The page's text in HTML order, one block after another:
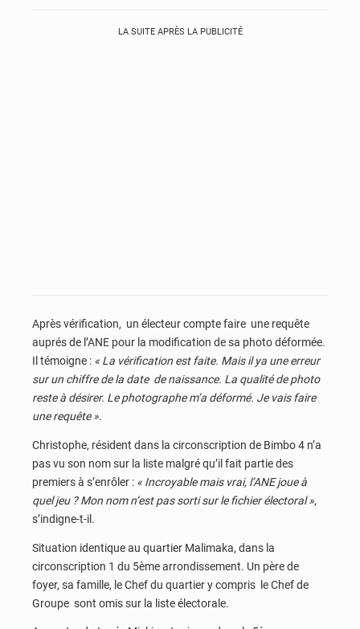
LA SUITE APRÈS LA PUBLICITÉ
Après vérification, un électeur compte faire une requête
auprés de l’ANE pour la modification de sa photo déformée.
Il témoigne : « La vérification est faite. Mais il ya une erreur
sur un chiffre de la date de naissance. La qualité de photo
reste à désirer. Le photographe m’a déformé. Je vais faire
une requête ».
Christophe, résident dans la circonscription de Bimbo 4 n’a
pas vu son nom sur la liste malgré qu’il fait partie des
premiers à s’enrôler : « Incroyable mais vrai, l’ANE joue à
quel jeu ? Mon nom n’est pas sorti sur le fichier électoral »,
s’indigne-t-il.
Situation identique au quartier Malimaka, dans la
circonscription 1 du 5ème arrondissement. Un père de
foyer, sa famille, le Chef du quartier y compris le Chef de
Groupe sont omis sur la liste électorale.